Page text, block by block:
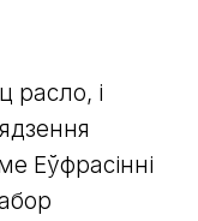
расло, і
Еўфрасінні